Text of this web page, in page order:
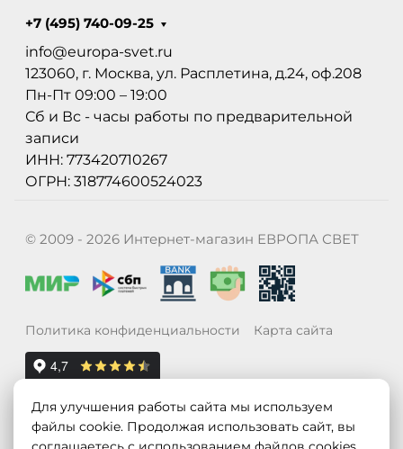
+7 (495) 740-09-25
info@europa-svet.ru
123060, г. Москва, ул. Расплетина, д.24, оф.208
Пн-Пт 09:00 – 19:00
Сб и Вс - часы работы по предварительной
записи
ИНН: 773420710267
ОГРН: 318774600524023
© 2009 - 2026 Интернет-магазин ЕВРОПА СВЕТ
Политика конфиденциальности Карта сайта
Для улучшения работы сайта мы используем
файлы cookie. Продолжая использовать сайт, вы